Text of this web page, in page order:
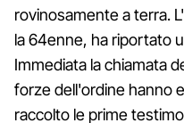
rovinosamente a terra.
la 64enne, ha riportato
Immediata la chiamata
forze dell'ordine hanno
raccolto le prime